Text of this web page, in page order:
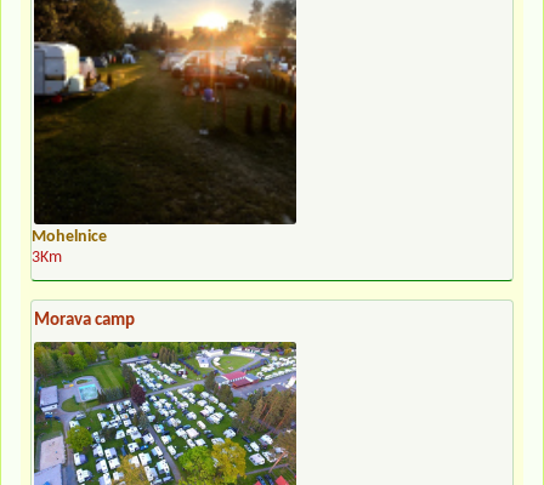
Mohelnice
3Km
Morava camp